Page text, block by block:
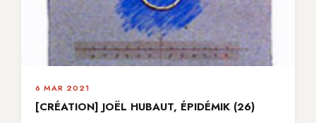
6 MAR 2021
[CRÉATION] JOËL HUBAUT, ÉPIDÉMIK (26)